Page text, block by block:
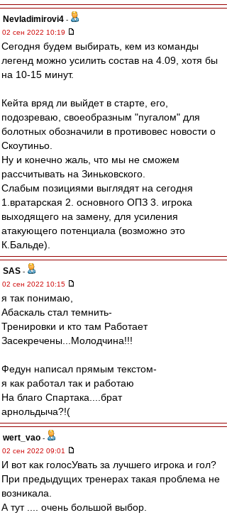
Nevladimirovi4 -
02 сен 2022 10:19
Сегодня будем выбирать, кем из команды
легенд можно усилить состав на 4.09, хотя бы
на 10-15 минут.
Кейта вряд ли выйдет в старте, его,
подозреваю, своеобразным "пугалом" для
болотных обозначили в противовес новости о
Скоутиньо.
Ну и конечно жаль, что мы не сможем
рассчитывать на Зиньковского.
Слабым позициями выглядят на сегодня
1.вратарская 2. основного ОПЗ 3. игрока
выходящего на замену, для усиления
атакующего потенциала (возможно это
К.Бальде).
SAS -
02 сен 2022 10:15
я так понимаю,
Абаскаль стал темнить-
Тренировки и кто там Работает
Засекречены...Молодчина!!!
Федун написал прямым текстом-
я как работал так и работаю
На благо Спартака....брат
арнольдыча?!(
wert_vao -
02 сен 2022 09:01
И вот как голосУвать за лучшего игрока и гол?
При предыдущих тренерах такая проблема не
возникала.
А тут .... очень большой выбор.